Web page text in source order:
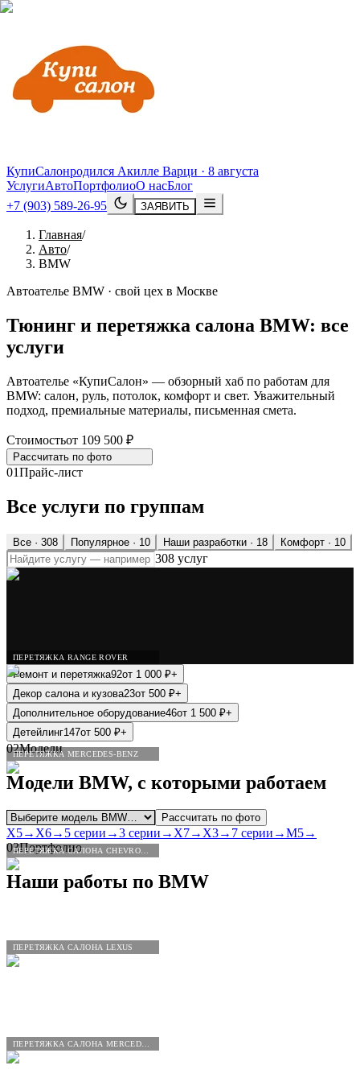
КупиСалонродился Акилле Варци · 8 августа
УслугиАвтоПортфолиоО насБлог
+7 (903) 589-26-95
ЗАЯВИТЬ
Главная/
Авто/
BMW
Автоателье BMW · свой цех в Москве
Тюнинг и перетяжка салона BMW: все
услуги
Автоателье «КупиСалон» — обзорный хаб по работам для
BMW: салон, руль, потолок, комфорт и свет. Уважительный
подход, премиальные материалы, письменная смета.
Стоимостьот 109 500 ₽
Рассчитать по фото
01Прайс-лист
Все услуги по группам
Все · 308 Популярное · 10 Наши разработки · 18 Комфорт · 10
308 услуг
ПЕРЕТЯЖКА RANGE ROVER
ПЕРЕТЯЖКА MERCEDES-BENZ
ПЕРЕТЯЖКА САЛОНА LEXUS
Ремонт и перетяжка92от 1 000 ₽+
Декор салона и кузова23от 500 ₽+
Дополнительное оборудование46от 1 500 ₽+
Детейлинг147от 500 ₽+
02Модели
Модели BMW, с которыми работаем
Рассчитать по фото
X5→X6→ 5 серии →3 серии →X7→X3→ 7 серии →M5→
03Портфолио
Наши работы по BMW